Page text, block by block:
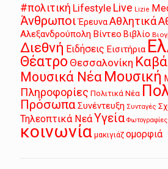
#πολιτική Lifestyle Live Lizie
Άνθρωποι ΈρευναΑθλητικά
Αλεξανδρούπολη Βίντεο Βιβλίο
Διεθνή Ειδήσεις Εισιτήρια
Θέατρο Θεσσαλονίκη
Μουσικά Νέα Μουσική
Πληροφορίες Πολιτικά Νέα
ΠρόσωπαΣυνέντευξη Συνταγές
Τηλεοπτικά ΝεάΥγεία Φωτογραφίες
κοινωνία μακιγιάζ ομορφιά